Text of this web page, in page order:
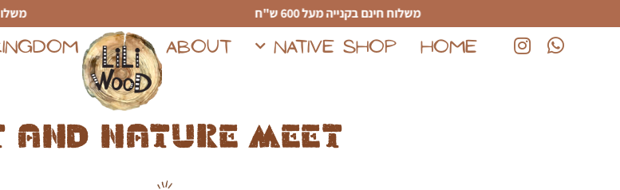
משלוח חינם בקנייה מעל 600 ש"ח
(נפתח בחלון חדש)
(נפתח בחלון חדש)
HOME
NATIVE SHOP
ABOUT
and nature meet